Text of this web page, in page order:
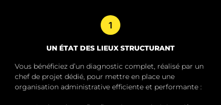
1
UN ÉTAT DES LIEUX STRUCTURANT
Vous bénéficiez d’un diagnostic complet, réalisé par un
chef de projet dédié, pour mettre en place une
organisation administrative efficiente et performante :